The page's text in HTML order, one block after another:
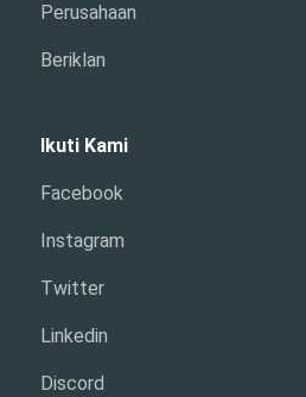
Perusahaan
Beriklan
Ikuti Kami
Facebook
Instagram
Twitter
Linkedin
Discord